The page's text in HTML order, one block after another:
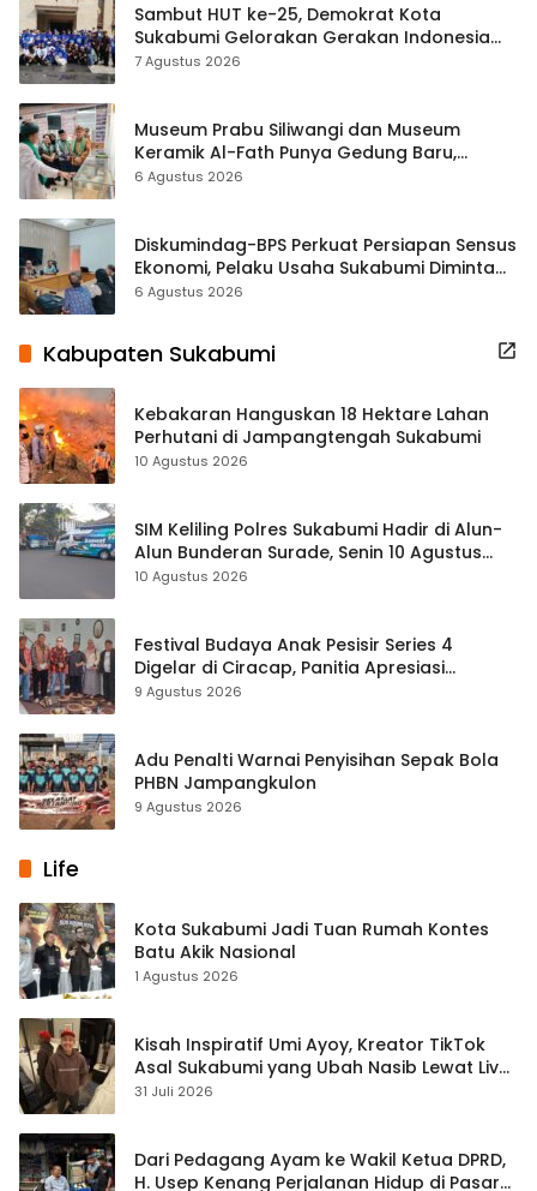
Sambut HUT ke-25, Demokrat Kota
Sukabumi Gelorakan Gerakan Indonesia
ASRI Lewat Aksi Bersih Masjid Agung
7 Agustus 2026
Museum Prabu Siliwangi dan Museum
Keramik Al-Fath Punya Gedung Baru,
Hampir 500 Koleksi Dipisahkan
6 Agustus 2026
Diskumindag-BPS Perkuat Persiapan Sensus
Ekonomi, Pelaku Usaha Sukabumi Diminta
Terbuka Beri Data
6 Agustus 2026
Kabupaten Sukabumi
Kebakaran Hanguskan 18 Hektare Lahan
Perhutani di Jampangtengah Sukabumi
10 Agustus 2026
SIM Keliling Polres Sukabumi Hadir di Alun-
Alun Bunderan Surade, Senin 10 Agustus
2026
10 Agustus 2026
Festival Budaya Anak Pesisir Series 4
Digelar di Ciracap, Panitia Apresiasi
Dukungan Disbudpora Sukabumi
9 Agustus 2026
Adu Penalti Warnai Penyisihan Sepak Bola
PHBN Jampangkulon
9 Agustus 2026
Life
Kota Sukabumi Jadi Tuan Rumah Kontes
Batu Akik Nasional
1 Agustus 2026
Kisah Inspiratif Umi Ayoy, Kreator TikTok
Asal Sukabumi yang Ubah Nasib Lewat Live
Streaming
31 Juli 2026
Dari Pedagang Ayam ke Wakil Ketua DPRD,
H. Usep Kenang Perjalanan Hidup di Pasar